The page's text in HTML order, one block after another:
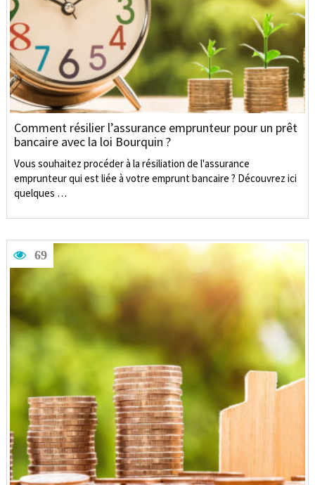
Comment résilier l’assurance emprunteur pour un prêt
bancaire avec la loi Bourquin ?
Vous souhaitez procéder à la résiliation de l'assurance
emprunteur qui est liée à votre emprunt bancaire ? Découvrez ici
quelques …
69